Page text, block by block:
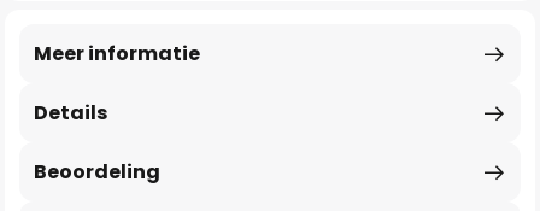
Details
Meer informatie
Beoordeling